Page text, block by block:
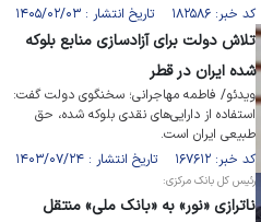
کد خبر: ۱۸۲۵۸۶ تاریخ انتشار : ۱۴۰۵/۰۲/۰۳
تلاش دولت برای آزادسازی منابع بلوکه
شده ایران در قطر
ویدئو/ فاطمه مهاجرانی؛ سخنگوی دولت گفت:
استفاده از دارایی‌های نقدی بلوکه شده، حق
طبیعی ایران است.
کد خبر: ۱۶۷۶۱۲ تاریخ انتشار : ۱۴۰۳/۰۷/۲۴
رئیس کل بانک مرکزی:
ناترازی «نور» به «بانک ملی» منتقل